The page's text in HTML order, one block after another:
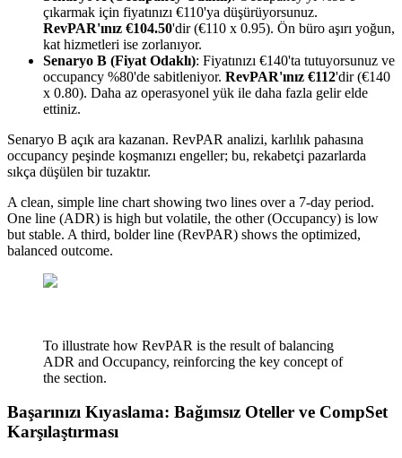
çıkarmak için fiyatınızı €110'ya düşürüyorsunuz.
RevPAR'ınız €104.50'dir (€110 x 0.95). Ön büro aşırı yoğun,
kat hizmetleri ise zorlanıyor.
Senaryo B (Fiyat Odaklı): Fiyatınızı €140'ta tutuyorsunuz ve
occupancy %80'de sabitleniyor. RevPAR'ınız €112'dir (€140
x 0.80). Daha az operasyonel yük ile daha fazla gelir elde
ettiniz.
Senaryo B açık ara kazanan. RevPAR analizi, karlılık pahasına
occupancy peşinde koşmanızı engeller; bu, rekabetçi pazarlarda
sıkça düşülen bir tuzaktır.
A clean, simple line chart showing two lines over a 7-day period.
One line (ADR) is high but volatile, the other (Occupancy) is low
but stable. A third, bolder line (RevPAR) shows the optimized,
balanced outcome.
To illustrate how RevPAR is the result of balancing
ADR and Occupancy, reinforcing the key concept of
the section.
Başarınızı Kıyaslama: Bağımsız Oteller ve CompSet
Karşılaştırması